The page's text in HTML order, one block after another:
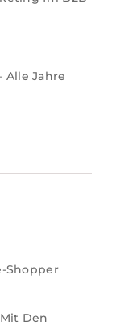
Alle Jahre
Shopper
Den